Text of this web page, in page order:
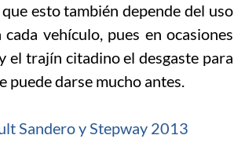
esto también depende del uso
vehículo, pues en ocasiones
el trajín citadino el desgaste para
puede darse mucho antes.